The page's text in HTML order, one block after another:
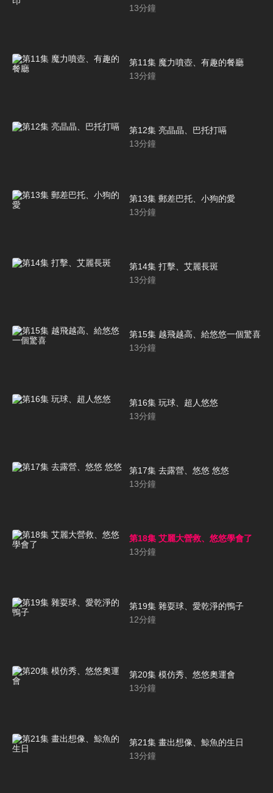
13分鐘
第11集 魔力噴壺、有趣的餐廳
13分鐘
第12集 亮晶晶、巴托打嗝
13分鐘
第13集 郵差巴托、小狗的愛
13分鐘
第14集 打擊、艾麗長斑
13分鐘
第15集 越飛越高、給悠悠一個驚喜
13分鐘
第16集 玩球、超人悠悠
13分鐘
第17集 去露營、悠悠 悠悠
13分鐘
第18集 艾麗大營救、悠悠學會了
13分鐘
第19集 雜耍球、愛乾淨的鴨子
12分鐘
第20集 模仿秀、悠悠奧運會
13分鐘
第21集 畫出想像、鯨魚的生日
13分鐘